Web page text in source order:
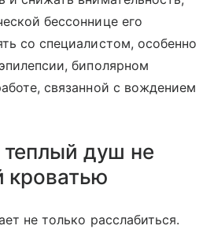
бессоннице его
со специалистом, особенно
биполярном
связанной с вождением
душ не
кроватью
не только расслабиться.